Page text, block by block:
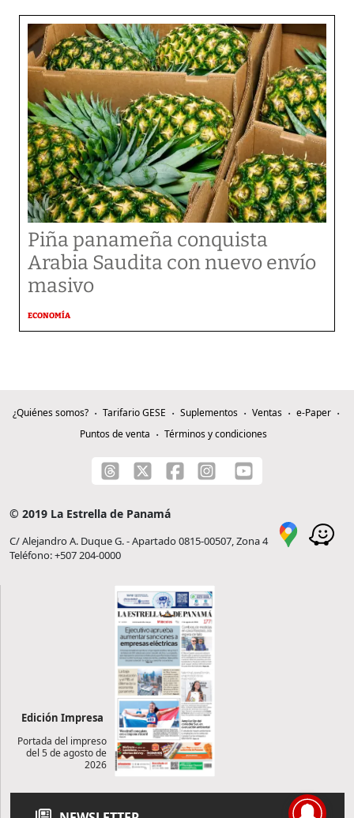
Piña panameña conquista
Arabia Saudita con nuevo envío
masivo
ECONOMÍA
¿Quiénes somos? Tarifario GESE Suplementos Ventas
e-Paper
Puntos de venta
Términos y condiciones
© 2019 La Estrella de Panamá
C/ Alejandro A. Duque G. - Apartado 0815-00507, Zona 4
Teléfono: +507 204-0000
Edición Impresa
Portada del impreso
del 5 de agosto de
2026